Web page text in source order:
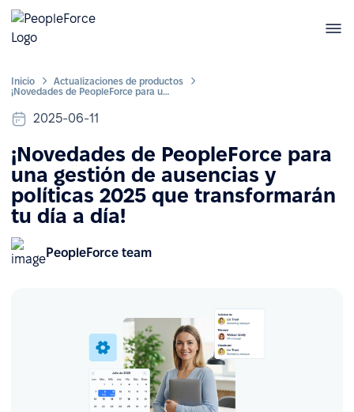
Inicio
Actualizaciones de productos
¡Novedades de PeopleForce para una gestión de ausencias y políticas 2025 que transformarán tu día a día!
2025-06-11
¡Novedades de PeopleForce para
una gestión de ausencias y
políticas 2025 que transformarán
tu día a día!
PeopleForce team